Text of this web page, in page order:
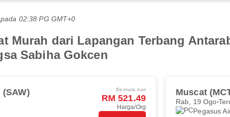
02:38 PG GMT+0
Murah dari Lapangan Terbang
Sabiha Gokcen
Bermula dari
RM 521.49
Harga/Org
Muscat
Rab, 19 Ogo
Pegasus